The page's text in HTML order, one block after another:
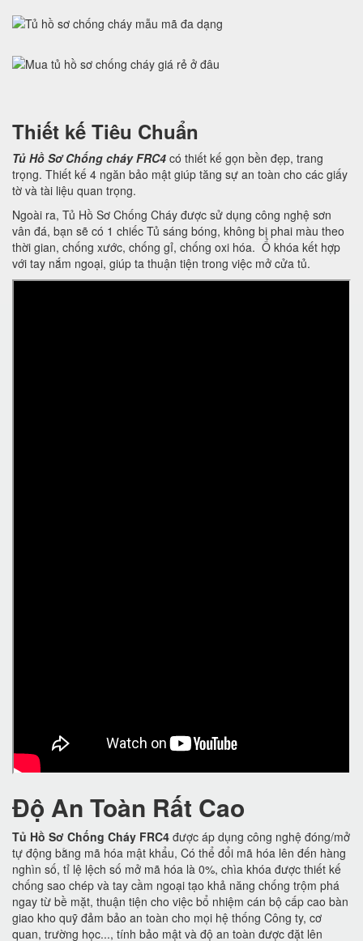
Thiết kế Tiêu Chuẩn
Tủ Hồ Sơ Chống cháy FRC4 có thiết kế gọn bền đẹp, trang
trọng. Thiết kế 4 ngăn bảo mật giúp tăng sự an toàn cho các giấy
tờ và tài liệu quan trọng.
Ngoài ra, Tủ Hồ Sơ Chống Cháy được sử dụng công nghệ sơn
vân đá, bạn sẽ có 1 chiếc Tủ sáng bóng, không bị phai màu theo
thời gian, chống xước, chống gỉ, chống oxi hóa. Ổ khóa kết hợp
với tay nắm ngoại, giúp ta thuận tiện trong việc mở cửa tủ.
Độ An Toàn Rất Cao
Tủ Hồ Sơ Chống Cháy FRC4 được áp dụng công nghệ đóng/mở
tự động bằng mã hóa mật khẩu, Có thể đổi mã hóa lên đến hàng
nghìn số, tỉ lệ lệch số mở mã hóa là 0%, chìa khóa được thiết kế
chống sao chép và tay cầm ngoại tạo khả năng chống trộm phá
ngay từ bề mặt, thuận tiện cho việc bổ nhiệm cán bộ cấp cao bàn
giao kho quỹ đảm bảo an toàn cho mọi hệ thống Công ty, cơ
quan, trường học..., tính bảo mật và độ an toàn được đặt lên